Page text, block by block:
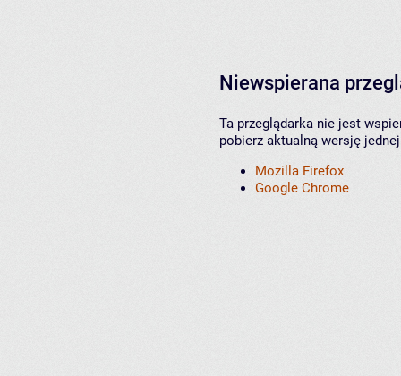
Niewspierana
Ta przeglądarka nie jest
pobierz aktualną wersję
Mozilla Firefox
Google Chrome